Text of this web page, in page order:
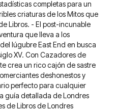
completas para un
criaturas de los Mitos que
Libros. - El post-incunable
que lleva a los
lúgubre East End en busca
XV. Con Cazadores de
crea un rico cajón de sastre
deshonestos y
perfecto para cualquier
guía detallada de Londres
de Libros de Londres